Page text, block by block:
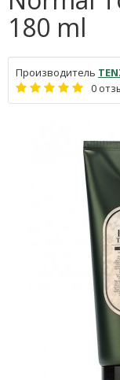
180 ml
Производитель
0